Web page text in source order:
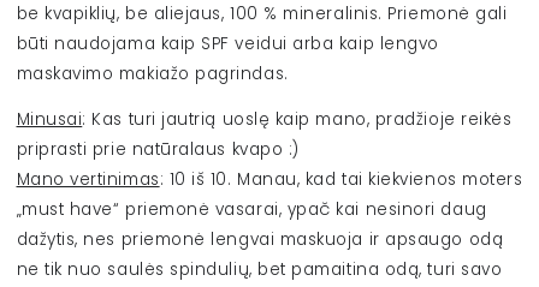
be kvapiklių, be aliejaus, 100 % mineralinis. Priemonė gali
būti naudojama kaip SPF veidui arba kaip lengvo
maskavimo makiažo pagrindas.
Minusai: Kas turi jautrią uoslę kaip mano, pradžioje reikės
priprasti prie natūralaus kvapo :)
Mano vertinimas: 10 iš 10. Manau, kad tai kiekvienos moters
„must have“ priemonė vasarai, ypač kai nesinori daug
dažytis, nes priemonė lengvai maskuoja ir apsaugo odą
ne tik nuo saulės spindulių, bet pamaitina odą, turi savo